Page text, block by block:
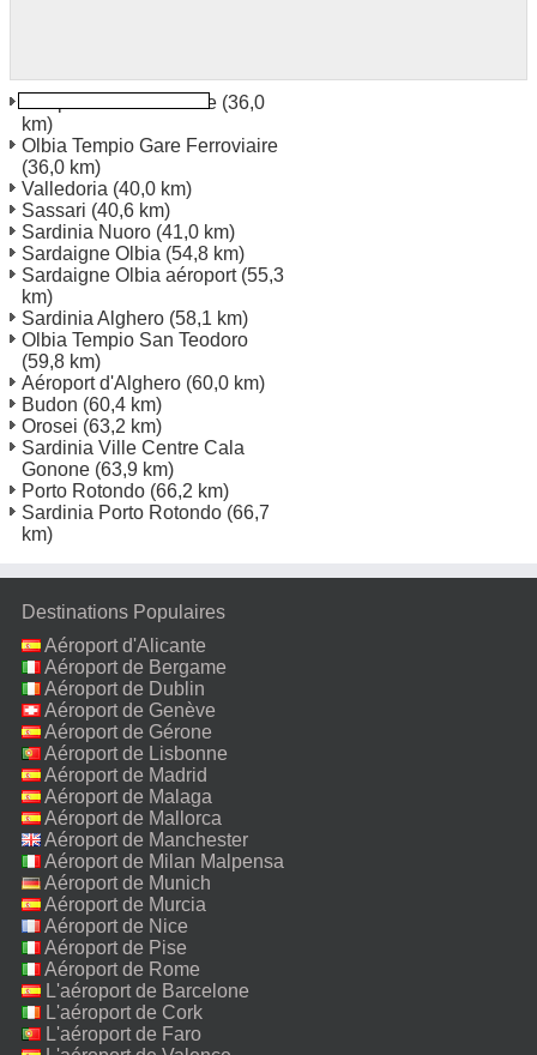
Tempio Pausania Gare (36,0
km)
Olbia Tempio Gare Ferroviaire
(36,0 km)
Valledoria (40,0 km)
Sassari (40,6 km)
Sardinia Nuoro (41,0 km)
Sardaigne Olbia (54,8 km)
Sardaigne Olbia aéroport(55,3
km)
Sardinia Alghero (58,1 km)
Olbia Tempio San Teodoro
(59,8 km)
Aéroport d'Alghero (60,0 km)
Budon (60,4 km)
Orosei (63,2 km)
Sardinia Ville Centre Cala
Gonone (63,9 km)
Porto Rotondo (66,2 km)
Sardinia Porto Rotondo (66,7
km)
Destinations Populaires
Aéroport d'Alicante
Aéroport de Bergame
Aéroport de Dublin
Aéroport de Genève
Aéroport de Gérone
Aéroport de Lisbonne
Aéroport de Madrid
Aéroport de Malaga
Aéroport de Mallorca
Aéroport de Manchester
Aéroport de Milan Malpensa
Aéroport de Munich
Aéroport de Murcia
Aéroport de Nice
Aéroport de Pise
Aéroport de Rome
Fiumicino
L'aéroport de Barcelone
L'aéroport de Cork
L'aéroport de Faro